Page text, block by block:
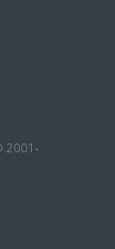
2001-